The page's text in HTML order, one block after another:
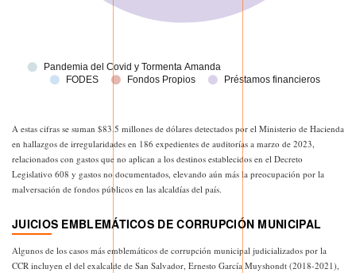
A estas cifras se suman $83.5 millones de dólares detectados por el Ministerio de Hacienda
en hallazgos de irregularidades en 186 expedientes de auditorías a marzo de 2023,
relacionados con gastos que no aplican a los destinos establecidos en el Decreto
Legislativo 608 y gastos no documentados, elevando aún más la preocupación por la
malversación de fondos públicos en las alcaldías del país.
JUICIOS EMBLEMÁTICOS DE CORRUPCIÓN MUNICIPAL
Algunos de los casos más emblemáticos de corrupción municipal judicializados por la
CCR incluyen el del exalcalde de San Salvador, Ernesto García Muyshondt (2018-2021),